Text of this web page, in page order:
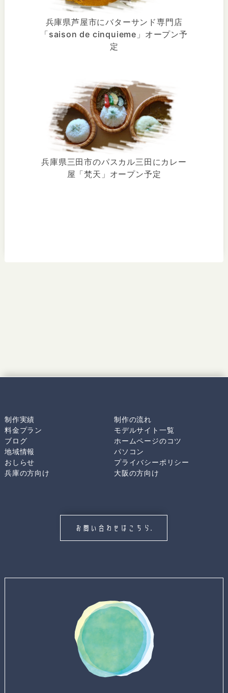
兵庫県芦屋市にバターサンド専門店
「saison de cinquieme」オープン予
定
兵庫県三田市のパスカル三田にカレー
屋「梵天」オープン予定
制作実績
制作の流れ
料金プラン
モデルサイト一覧
ブログ
ホームページのコツ
地域情報
パソコン
おしらせ
プライバシーポリシー
兵庫の方向け
大阪の方向け
お問い合わせはこちら.